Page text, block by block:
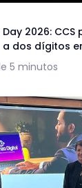
2026:
dos dígitos
5 minutos